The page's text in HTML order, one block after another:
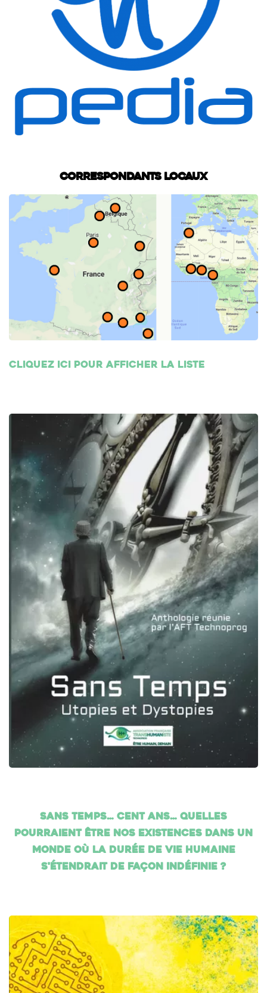
Correspondants locaux
Cliquez ici pour afficher la liste
Sans temps… cent ans… Quelles
pourraient être nos existences dans un
monde où la durée de vie humaine
s'étendrait de façon indéfinie ?